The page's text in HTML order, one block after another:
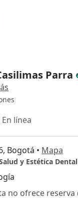
Parra
En línea
Bogotá • Mapa
y Estética Dental